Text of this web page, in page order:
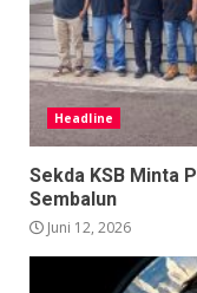
Headline
Sekda KSB Minta
Sembalun
Juni 12, 2026